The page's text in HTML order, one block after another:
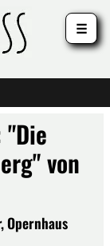
"Die
von
Opernhaus
☰